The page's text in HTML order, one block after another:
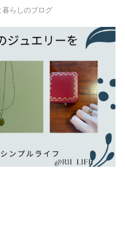
暮らしのブログ